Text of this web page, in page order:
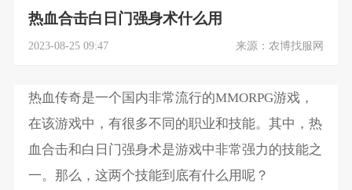
热血合击白日门强身术什么用
2023-08-25 09:47 来源：农博找服网
热血传奇是一个国内非常流行的MMORPG游戏，
在该游戏中，有很多不同的职业和技能。其中，热
血合击和白日门强身术是游戏中非常强力的技能之
一。那么，这两个技能到底有什么用呢？